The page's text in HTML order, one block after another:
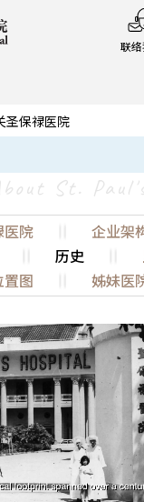
联
圣保禄医院
保禄医院
St.
医院
企业架
历史
置图
姊妹医